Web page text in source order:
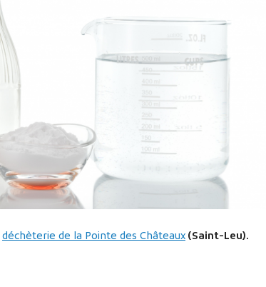
déchèterie de la Pointe des Châteaux (Saint-Leu).